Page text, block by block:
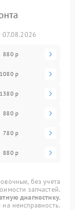
880 р
1080 р
1380 р
880 р
780 р
880 р
без учета
запчастей.
диагностику.
неисправность.